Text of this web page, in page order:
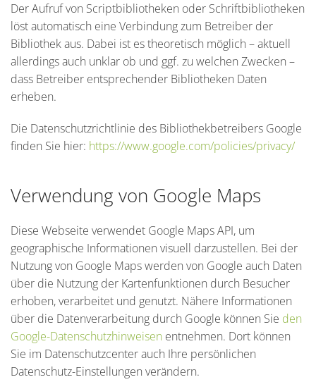
Der Aufruf von Scriptbibliotheken oder Schriftbibliotheken
löst automatisch eine Verbindung zum Betreiber der
Bibliothek aus. Dabei ist es theoretisch möglich – aktuell
allerdings auch unklar ob und ggf. zu welchen Zwecken –
dass Betreiber entsprechender Bibliotheken Daten
erheben.
Die Datenschutzrichtlinie des Bibliothekbetreibers Google
finden Sie hier: https://www.google.com/policies/privacy/
Verwendung von Google Maps
Diese Webseite verwendet Google Maps API, um
geographische Informationen visuell darzustellen. Bei der
Nutzung von Google Maps werden von Google auch Daten
über die Nutzung der Kartenfunktionen durch Besucher
erhoben, verarbeitet und genutzt. Nähere Informationen
über die Datenverarbeitung durch Google können Sie den
Google-Datenschutzhinweisen entnehmen. Dort können
Sie im Datenschutzcenter auch Ihre persönlichen
Datenschutz-Einstellungen verändern.